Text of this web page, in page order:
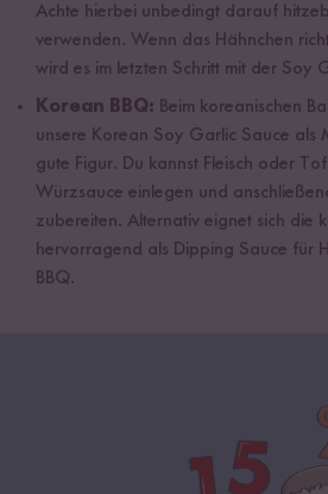
Achte hierbei unbedingt darauf
verwenden. Wenn das Hähnchen
wird es im letzten Schritt mit der Soy
Korean BBQ: Beim koreanischen
unsere Korean Soy Garlic Sauce als
gute Figur. Du kannst Fleisch oder
Würzsauce einlegen und
zubereiten. Alternativ eignet sich die
hervorragend als Dipping Sauce für
BBQ.